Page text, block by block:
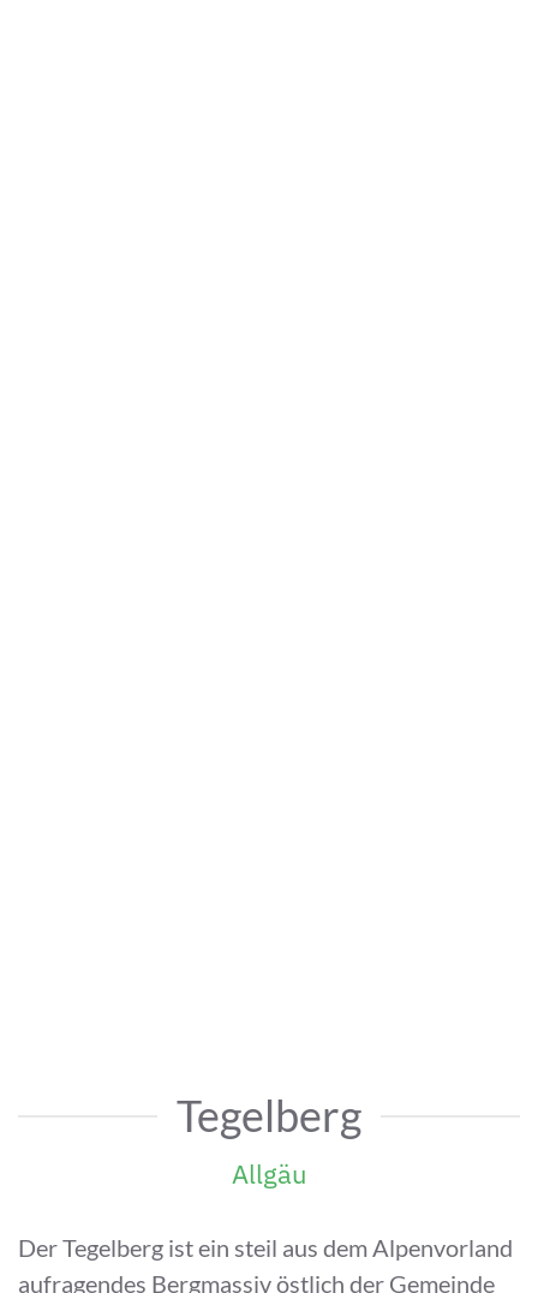
Tegelberg
Allgäu
Der Tegelberg ist ein steil aus dem Alpenvorland
aufragendes Bergmassiv östlich der Gemeinde